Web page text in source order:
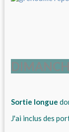
Sortie longue
J'ai inclus des